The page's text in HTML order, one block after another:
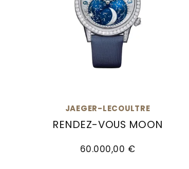
JAEGER-LECOULTRE
RENDEZ-VOUS MOON
Jaeger-LeCoultre Rendez-
60.000,00 €